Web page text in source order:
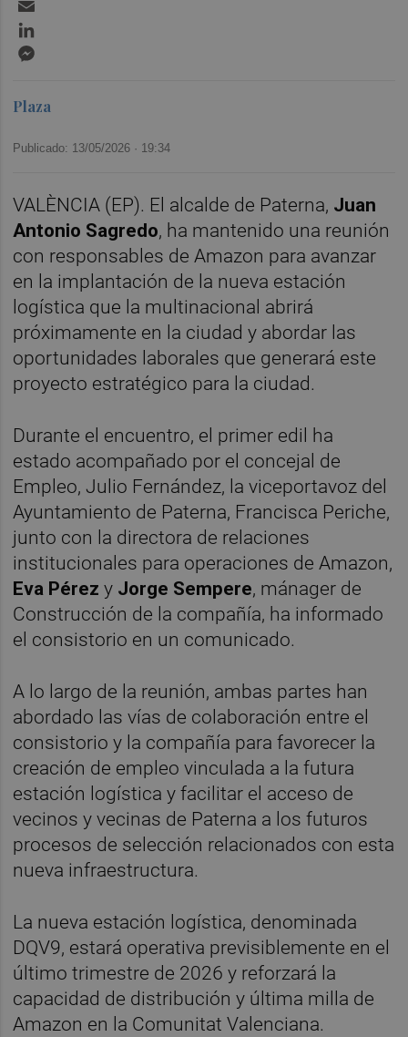
Plaza
Publicado: 13/05/2026 · 19:34
VALÈNCIA (EP). El alcalde de Paterna, Juan
Antonio Sagredo, ha mantenido una reunión
con responsables de Amazon para avanzar
en la implantación de la nueva estación
logística que la multinacional abrirá
próximamente en la ciudad y abordar las
oportunidades laborales que generará este
proyecto estratégico para la ciudad.
Durante el encuentro, el primer edil ha
estado acompañado por el concejal de
Empleo, Julio Fernández, la viceportavoz del
Ayuntamiento de Paterna, Francisca Periche,
junto con la directora de relaciones
institucionales para operaciones de Amazon,
Eva Pérezy Jorge Sempere, mánager de
Construcción de la compañía, ha informado
el consistorio en un comunicado.
A lo largo de la reunión, ambas partes han
abordado las vías de colaboración entre el
consistorio y la compañía para favorecer la
creación de empleo vinculada a la futura
estación logística y facilitar el acceso de
vecinos y vecinas de Paterna a los futuros
procesos de selección relacionados con esta
nueva infraestructura.
La nueva estación logística, denominada
DQV9, estará operativa previsiblemente en el
último trimestre de 2026 y reforzará la
capacidad de distribución y última milla de
Amazon en la Comunitat Valenciana.